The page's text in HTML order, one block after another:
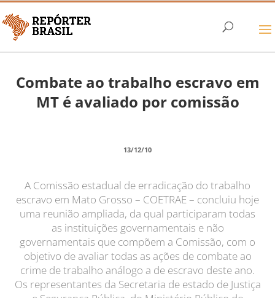
Combate ao trabalho escravo em
MT é avaliado por comissão
13/12/10
A Comissão estadual de erradicação do trabalho
escravo em Mato Grosso – COETRAE – concluiu hoje
uma reunião ampliada, da qual participaram todas
as instituições governamentais e não
governamentais que compõem a Comissão, com o
objetivo de avaliar todas as ações de combate ao
crime de trabalho análogo a de escravo deste ano.
Os representantes da Secretaria de estado de Justiça